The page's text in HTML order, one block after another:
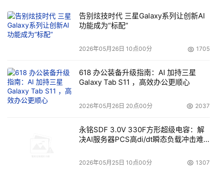
告别炫技时代 三星Galaxy系列让创新AI
功能成为“标配”
2026年05月26日 10点00分 1705
618 办公装备升级指南：AI 加持三星
Galaxy Tab S11 ，高效办公更顺心
2026年05月26日 20点00分 2037
永铭SDF 3.0V 330F方形超级电容：解
决AI服务器PCS高di/dt瞬态负载冲击难
2026年05月25日 10点00分 1307